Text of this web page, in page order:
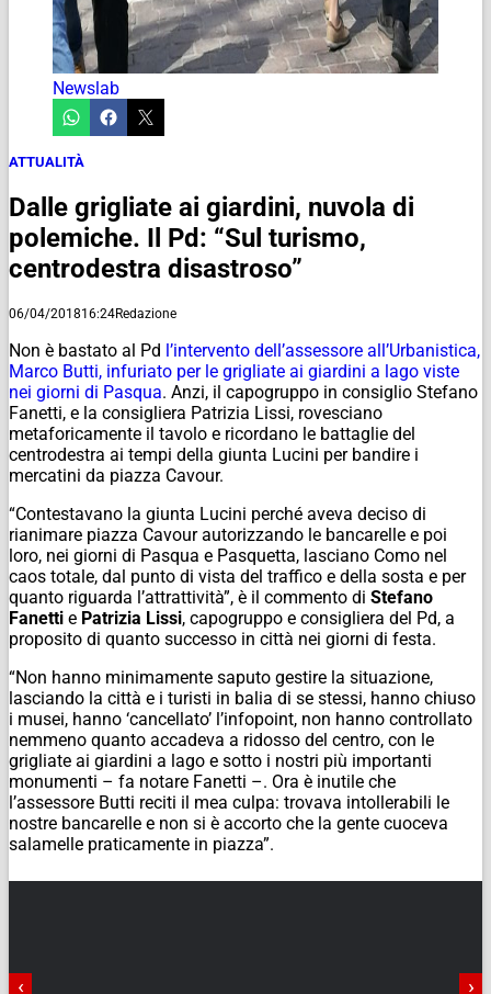
Newslab
ATTUALITÀ
Dalle grigliate ai giardini, nuvola di
polemiche. Il Pd: “Sul turismo,
centrodestra disastroso”
06/04/201816:24Redazione
Non è bastato al Pd l’intervento dell’assessore all’Urbanistica,
Marco Butti, infuriato per le grigliate ai giardini a lago viste
nei giorni di Pasqua. Anzi, il capogruppo in consiglio Stefano
Fanetti, e la consigliera Patrizia Lissi, rovesciano
metaforicamente il tavolo e ricordano le battaglie del
centrodestra ai tempi della giunta Lucini per bandire i
mercatini da piazza Cavour.
“Contestavano la giunta Lucini perché aveva deciso di
rianimare piazza Cavour autorizzando le bancarelle e poi
loro, nei giorni di Pasqua e Pasquetta, lasciano Como nel
caos totale, dal punto di vista del traffico e della sosta e per
quanto riguarda l’attrattività”, è il commento di Stefano
Fanetti e Patrizia Lissi, capogruppo e consigliera del Pd, a
proposito di quanto successo in città nei giorni di festa.
“Non hanno minimamente saputo gestire la situazione,
lasciando la città e i turisti in balia di se stessi, hanno chiuso
i musei, hanno ‘cancellato’ l’infopoint, non hanno controllato
nemmeno quanto accadeva a ridosso del centro, con le
grigliate ai giardini a lago e sotto i nostri più importanti
monumenti – fa notare Fanetti –. Ora è inutile che
l’assessore Butti reciti il mea culpa: trovava intollerabili le
nostre bancarelle e non si è accorto che la gente cuoceva
salamelle praticamente in piazza”.
‹ ›